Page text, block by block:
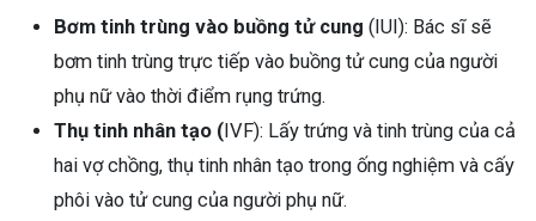
Bơm tinh trùng vào buồng tử cung (IUI): Bác sĩ sẽ
bơm tinh trùng trực tiếp vào buồng tử cung của người
phụ nữ vào thời điểm rụng trứng.
Thụ tinh nhân tạo (IVF): Lấy trứng và tinh trùng của cả
hai vợ chồng, thụ tinh nhân tạo trong ống nghiệm và cấy
phôi vào tử cung của người phụ nữ.